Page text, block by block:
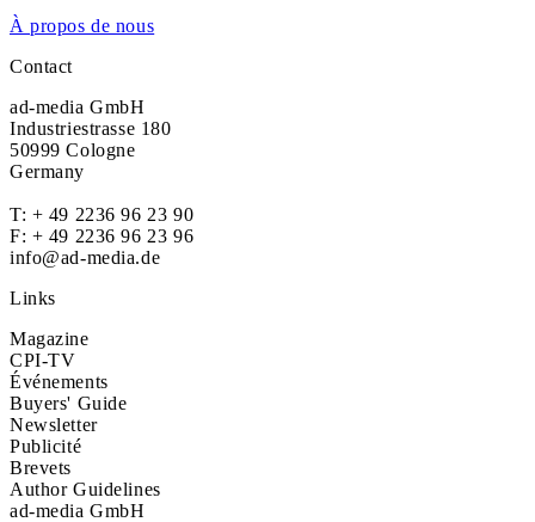
À propos de nous
Contact
ad-media GmbH
Industriestrasse 180
50999 Cologne
Germany
T: + 49 2236 96 23 90
F: + 49 2236 96 23 96
info@ad-media.de
Links
Magazine
CPI-TV
Événements
Buyers' Guide
Newsletter
Publicité
Brevets
Author Guidelines
ad-media GmbH